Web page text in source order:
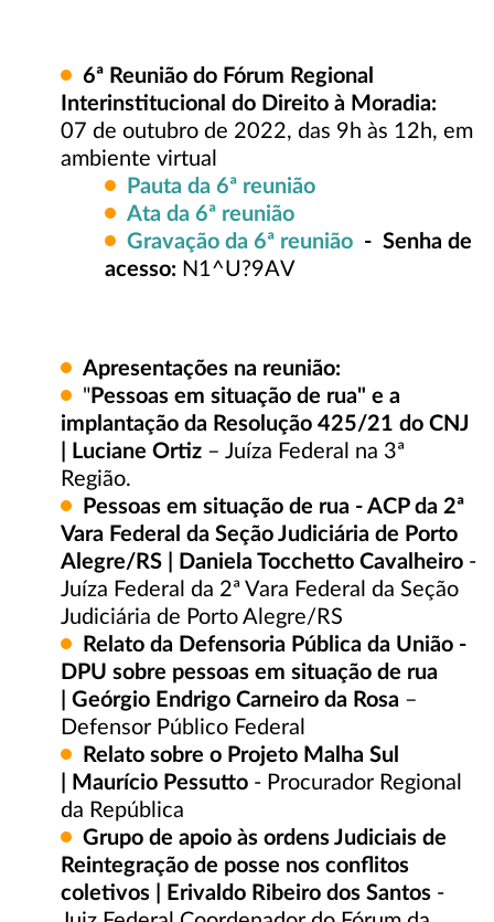
6ª Reunião do Fórum Regional
Interinstitucional do Direito à Moradia:
07 de outubro de 2022, das 9h às 12h, em
ambiente virtual
Pauta da 6ª reunião
Ata da 6ª reunião
Gravação da 6ª reunião - Senha de
acesso: N1^U?9AV
Apresentações na reunião:
" Pessoas em situação de rua" e a
implantação da Resolução 425/21 do CNJ
| Luciane Ortiz – Juíza Federal na 3ª
Região.
Pessoas em situação de rua - ACP da 2ª
Vara Federal da Seção Judiciária de Porto
Alegre/RS | Daniela Tocchetto Cavalheiro -
Juíza Federal da 2ª Vara Federal da Seção
Judiciária de Porto Alegre/RS
Relato da Defensoria Pública da União -
DPU sobre pessoas em situação de rua
| Geórgio Endrigo Carneiro da Rosa –
Defensor Público Federal
Relato sobre o Projeto Malha Sul
| Maurício Pessutto - Procurador Regional
da República
Grupo de apoio às ordens Judiciais de
Reintegração de posse nos conflitos
coletivos | Erivaldo Ribeiro dos Santos -